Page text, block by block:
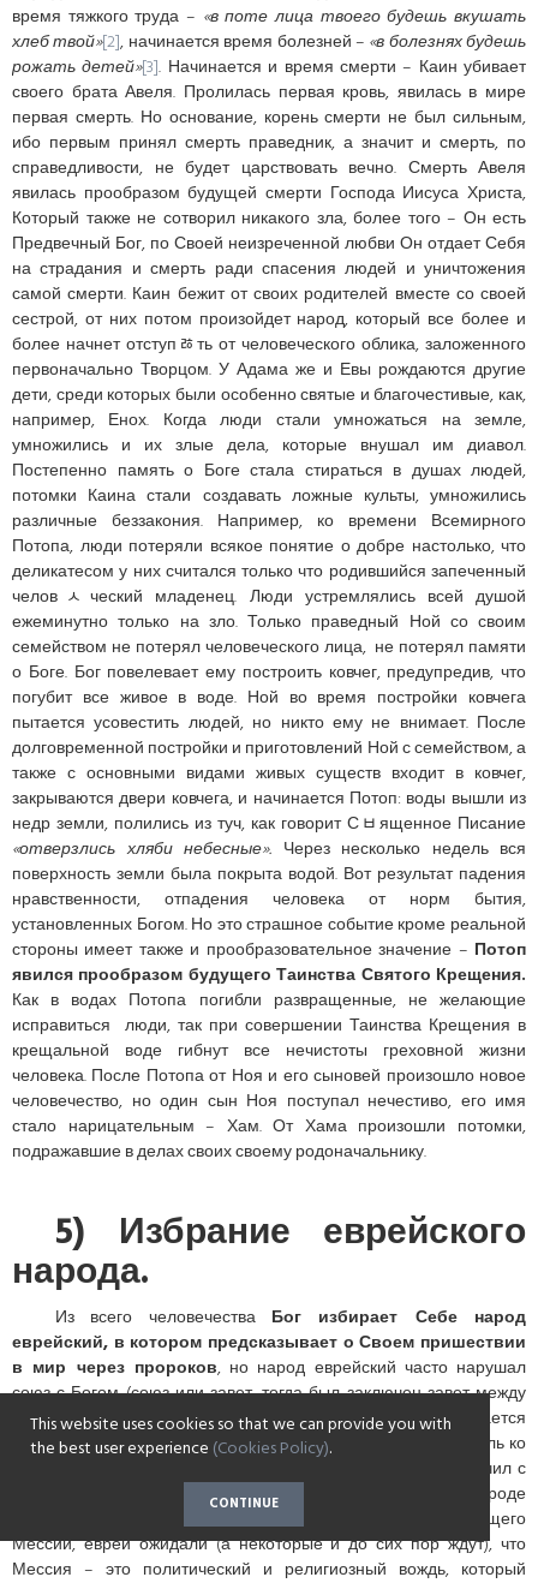
время тяжкого труда – «в поте лица твоего будешь вкушать
хлеб твой»[2], начинается время болезней – «в болезнях будешь
рожать детей»[3]. Начинается и время смерти – Каин убивает
своего брата Авеля. Пролилась первая кровь, явилась в мире
первая смерть. Но основание, корень смерти не был сильным,
ибо первым принял смерть праведник, а значит и смерть, по
справедливости, не будет царствовать вечно. Смерть Авеля
явилась прообразом будущей смерти Господа Иисуса Христа,
Который также не сотворил никакого зла, более того – Он есть
Предвечный Бог, по Своей неизреченной любви Он отдает Себя
на страдания и смерть ради спасения людей и уничтожения
самой смерти. Каин бежит от своих родителей вместе со своей
сестрой, от них потом произойдет народ, который все более и
более начнет отступﾰть от человеческого облика, заложенного
первоначально Творцом. У Адама же и Евы рождаются другие
дети, среди которых были особенно святые и благочестивые, как,
например, Енох. Когда люди стали умножаться на земле,
умножились и их злые дела, которые внушал им диавол.
Постепенно память о Боге стала стираться в душах людей,
потомки Каина стали создавать ложные культы, умножились
различные беззакония. Например, ко времени Всемирного
Потопа, люди потеряли всякое понятие о добре настолько, что
деликатесом у них считался только что родившийся запеченный
человﾵческий младенец. Люди устремлялись всей душой
ежеминутно только на зло. Только праведный Ной со своим
семейством не потерял человеческого лица, не потерял памяти
о Боге. Бог повелевает ему построить ковчег, предупредив, что
погубит все живое в воде. Ной во время постройки ковчега
пытается усовестить людей, но никто ему не внимает. После
долговременной постройки и приготовлений Ной с семейством, а
также с основными видами живых существ входит в ковчег,
закрываются двери ковчега, и начинается Потоп: воды вышли из
недр земли, полились из туч, как говорит Сﾲященное Писание
«отверзлись хляби небесные». Через несколько недель вся
поверхность земли была покрыта водой. Вот результат падения
нравственности, отпадения человека от норм бытия,
установленных Богом. Но это страшное событие кроме реальной
стороны имеет также и прообразовательное значение – Потоп
явился прообразом будущего Таинства Святого Крещения.
Как в водах Потопа погибли развращенные, не желающие
исправиться люди, так при совершении Таинства Крещения в
крещальной воде гибнут все нечистоты греховной жизни
человека. После Потопа от Ноя и его сыновей произошло новое
человечество, но один сын Ноя поступал нечестиво, его имя
стало нарицательным – Хам. От Хама произошли потомки,
подражавшие в делах своих своему родоначальнику.
5) Избрание еврейского
народа.
Из всего человечества Бог избирает Себе народ
еврейский, в котором предсказывает о Своем пришествии
в мир через пророков, но народ еврейский часто нарушал
союз с Богом (союз или завет, тогда был заключен завет между
еврейским народом и Богом, этот завет или союз называется
Ветхим, потому что он нужен был как прообраз, детоводитель ко
Христу, а через Богочеловека Христа-Спасителя Бог заключил с
человечеством Новый Завет или Союз). В еврейском народе
постепенно стиралось правильное понимание Грядущего
Мессии, евреи ожидали (а некоторые и до сих пор ждут), что
Мессия – это политический и религиозный вождь, который
This website uses cookies so that we can provide you with
the best user experience (Cookies Policy).
CONTINUE